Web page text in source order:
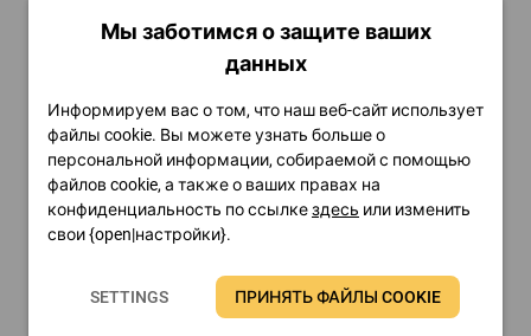
Мы заботимся о защите ваших
данных
Информируем вас о том, что наш веб-сайт использует
файлы cookie. Вы можете узнать больше о
персональной информации, собираемой с помощью
файлов cookie, а также о ваших правах на
конфиденциальность по ссылкездесь или изменить
свои {open|настройки}.
SETTINGS ПРИНЯТЬ ФАЙЛЫ COOKIE